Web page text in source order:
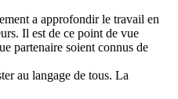
a approfondir le travail en
Il est de ce point de vue
partenaire soient connus de
au langage de tous. La